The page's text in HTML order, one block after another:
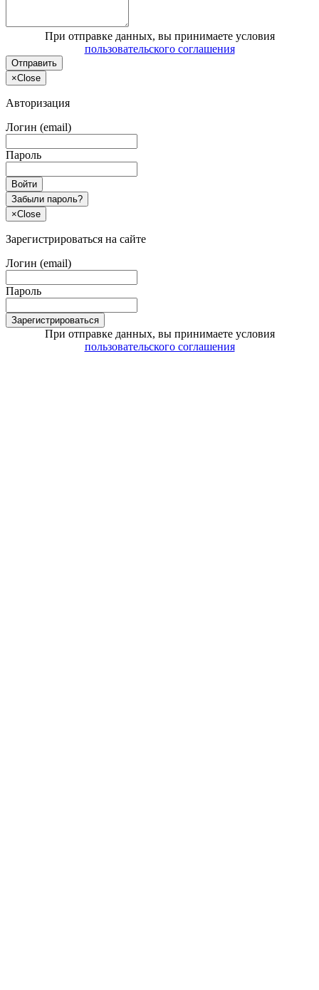
При отправке данных, вы принимаете условия
пользовательского соглашения
Отправить
×Close
Авторизация
Логин (email)
Пароль
Войти
Забыли пароль?
×Close
Зарегистрироваться на сайте
Логин (email)
Пароль
Зарегистрироваться
При отправке данных, вы принимаете условия
пользовательского соглашения